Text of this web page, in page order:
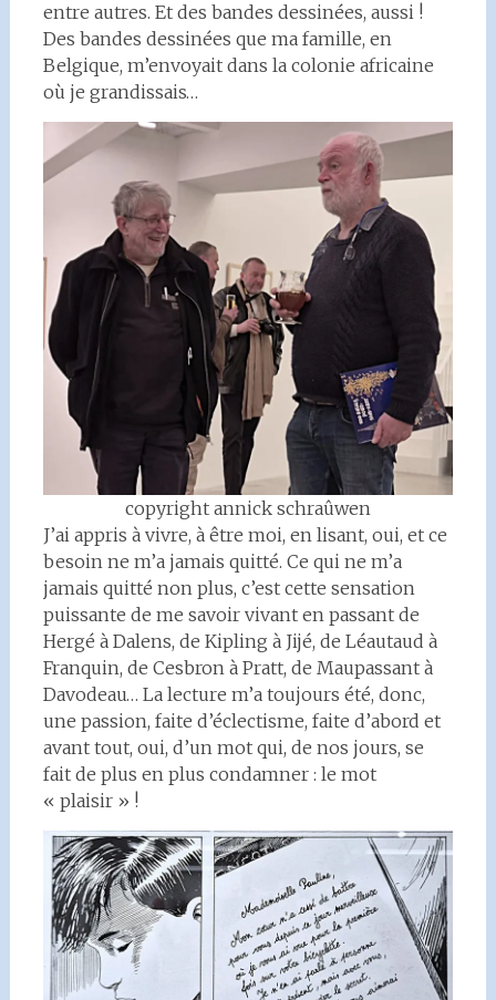
entre autres. Et des bandes dessinées, aussi !
Des bandes dessinées que ma famille, en
Belgique, m’envoyait dans la colonie africaine
où je grandissais…
copyright annick schraûwen
J’ai appris à vivre, à être moi, en lisant, oui, et ce
besoin ne m’a jamais quitté. Ce qui ne m’a
jamais quitté non plus, c’est cette sensation
puissante de me savoir vivant en passant de
Hergé à Dalens, de Kipling à Jijé, de Léautaud à
Franquin, de Cesbron à Pratt, de Maupassant à
Davodeau… La lecture m’a toujours été, donc,
une passion, faite d’éclectisme, faite d’abord et
avant tout, oui, d’un mot qui, de nos jours, se
fait de plus en plus condamner : le mot
« plaisir » !